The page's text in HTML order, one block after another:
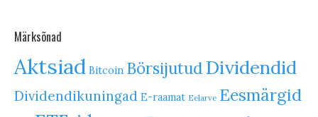
Märksõnad
Aktsiad Bitcoin Börsijutud Dividendid
Dividendikuningad E-raamat Eelarve Eesmärgid